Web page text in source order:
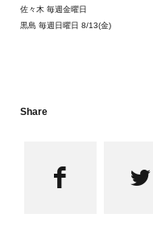
佐々木 毎週金曜日
黒島 毎週日曜日 8/13(金)
Share
 